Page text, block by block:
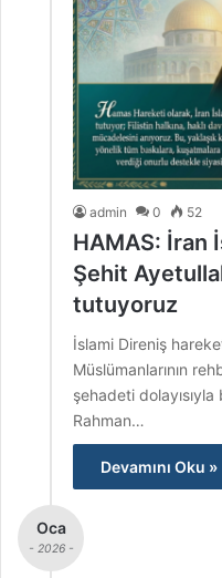
admin 0 52
HAMAS: İran
Şehit
tutuyoruz
İslami Direniş
Müslümanlarının
şehadeti
Rahman…
Devamını Oku »
Oca
- 2026 -